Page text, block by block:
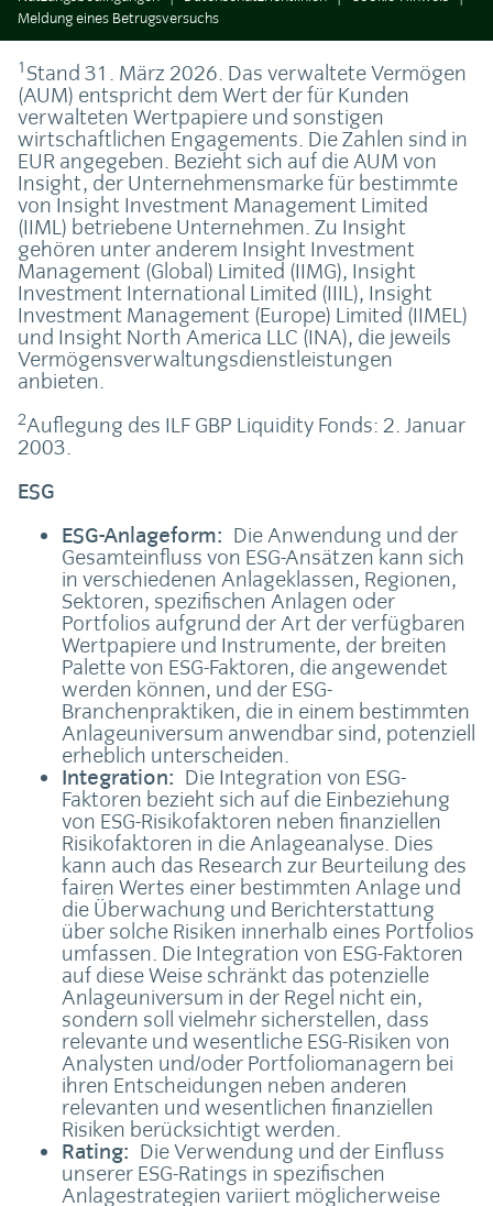
Meldung eines Betrugsversuchs
1Stand 31. März 2026. Das verwaltete Vermögen
(AUM) entspricht dem Wert der für Kunden
verwalteten Wertpapiere und sonstigen
wirtschaftlichen Engagements. Die Zahlen sind in
EUR angegeben. Bezieht sich auf die AUM von
Insight, der Unternehmensmarke für bestimmte
von Insight Investment Management Limited
(IIML) betriebene Unternehmen. Zu Insight
gehören unter anderem Insight Investment
Management (Global) Limited (IIMG), Insight
Investment International Limited (IIIL), Insight
Investment Management (Europe) Limited (IIMEL)
und Insight North America LLC (INA), die jeweils
Vermögensverwaltungsdienstleistungen
anbieten.
2Auflegung des ILF GBP Liquidity Fonds: 2. Januar
2003.
ESG
ESG-Anlageform: Die Anwendung und der
Gesamteinfluss von ESG-Ansätzen kann sich
in verschiedenen Anlageklassen, Regionen,
Sektoren, spezifischen Anlagen oder
Portfolios aufgrund der Art der verfügbaren
Wertpapiere und Instrumente, der breiten
Palette von ESG-Faktoren, die angewendet
werden können, und der ESG-
Branchenpraktiken, die in einem bestimmten
Anlageuniversum anwendbar sind, potenziell
erheblich unterscheiden.
Integration: Die Integration von ESG-
Faktoren bezieht sich auf die Einbeziehung
von ESG-Risikofaktoren neben finanziellen
Risikofaktoren in die Anlageanalyse. Dies
kann auch das Research zur Beurteilung des
fairen Wertes einer bestimmten Anlage und
die Überwachung und Berichterstattung
über solche Risiken innerhalb eines Portfolios
umfassen. Die Integration von ESG-Faktoren
auf diese Weise schränkt das potenzielle
Anlageuniversum in der Regel nicht ein,
sondern soll vielmehr sicherstellen, dass
relevante und wesentliche ESG-Risiken von
Analysten und/oder Portfoliomanagern bei
ihren Entscheidungen neben anderen
relevanten und wesentlichen finanziellen
Risiken berücksichtigt werden.
Rating: Die Verwendung und der Einfluss
unserer ESG-Ratings in spezifischen
Anlagestrategien variiert möglicherweise